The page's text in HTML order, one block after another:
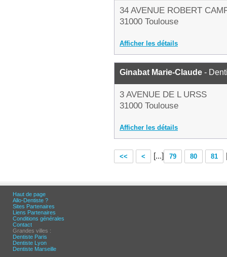
34 AVENUE ROBERT
31000 Toulouse
Afficher les détails
Ginabat Marie-Claude -
3 AVENUE DE L URSS
31000 Toulouse
Afficher les détails
<< < [...] 79 80 81
Haut de page
Allo-Dentiste ?
Sites Partenaires
Liens Partenaires
Conditions générales
Contact
Grandes villes :
Dentiste Paris
Dentiste Lyon
Dentiste Marseille